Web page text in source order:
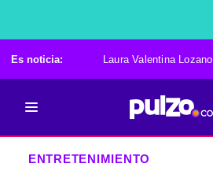
Es noticia: Laura Valentina Lozano
ENTRETENIMIENTO